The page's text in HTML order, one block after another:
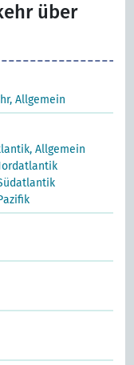
über
Allgemein
Allgemein